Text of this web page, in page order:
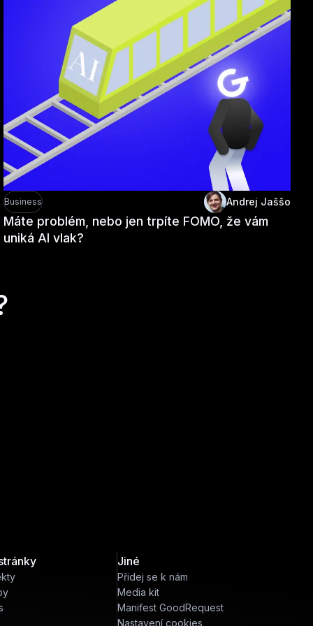
Business Andrej Jaššo
Máte problém, nebo jen trpíte FOMO, že vám
uniká AI vlak?
Jiné
Přidej se k nám
Media kit
Manifest GoodRequest
Nastavení cookies